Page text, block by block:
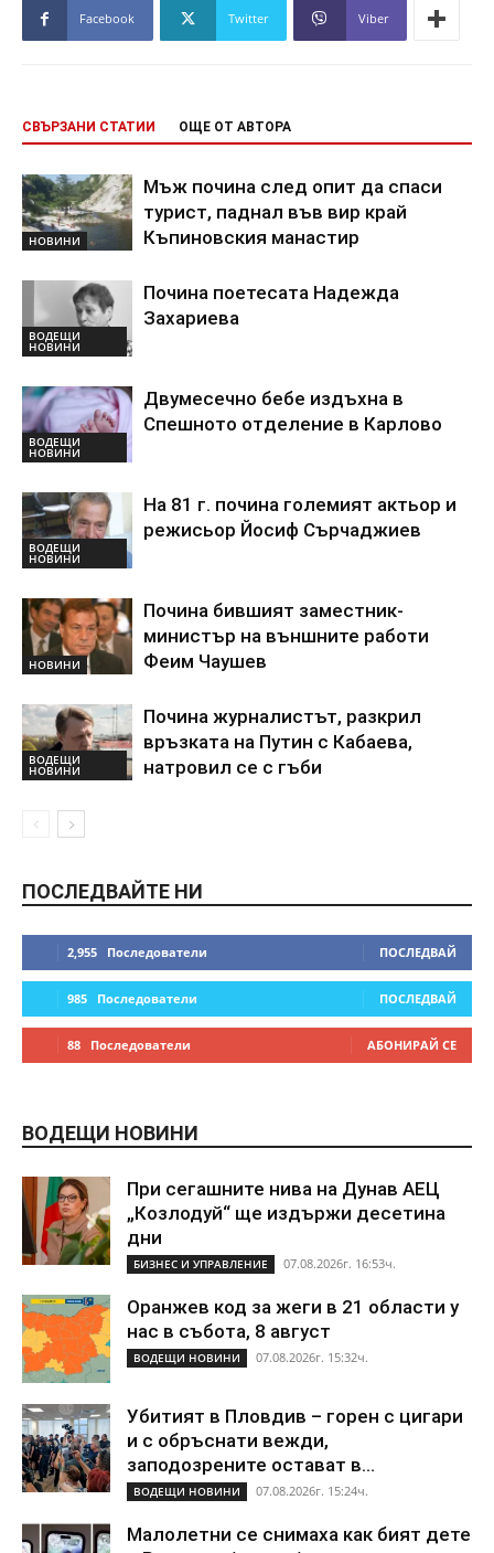
Facebook Twitter Viber
СВЪРЗАНИ СТАТИИ ОЩЕ ОТ АВТОРА
НОВИНИ
Мъж почина след опит да спаси
турист, паднал във вир край
Къпиновския манастир
ВОДЕЩИ
НОВИНИ
Почина поетесата Надежда
Захариева
ВОДЕЩИ
НОВИНИ
Двумесечно бебе издъхна в
Спешното отделение в Карлово
ВОДЕЩИ
НОВИНИ
На 81 г. почина големият актьор и
режисьор Йосиф Сърчаджиев
НОВИНИ
Почина бившият заместник-
министър на външните работи
Феим Чаушев
ВОДЕЩИ
НОВИНИ
Почина журналистът, разкрил
връзката на Путин с Кабаева,
натровил се с гъби
ПОСЛЕДВАЙТЕ НИ
2,955 Последователи ПОСЛЕДВАЙ
985 Последователи ПОСЛЕДВАЙ
88 Последователи АБОНИРАЙ СЕ
ВОДЕЩИ НОВИНИ
При сегашните нива на Дунав АЕЦ
„Козлодуй“ ще издържи десетина
дни
БИЗНЕС И УПРАВЛЕНИЕ 07.08.2026г. 16:53ч.
Оранжев код за жеги в 21 области у
нас в събота, 8 август
ВОДЕЩИ НОВИНИ 07.08.2026г. 15:32ч.
Убитият в Пловдив – горен с цигари
и с обръснати вежди,
заподозрените остават в...
ВОДЕЩИ НОВИНИ 07.08.2026г. 15:24ч.
Малолетни се снимаха как бият дете